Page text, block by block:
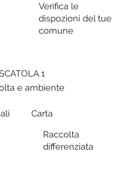
1
e ambiente
Carta
Raccolta
differenziata
Verifica le
dispozioni del tue
comune